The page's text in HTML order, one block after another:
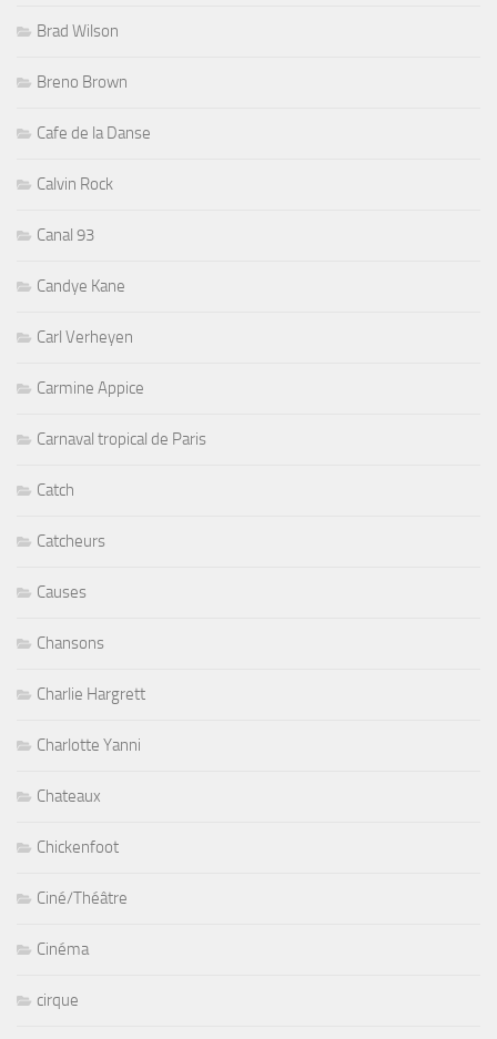
Brad Wilson
Breno Brown
Cafe de la Danse
Calvin Rock
Canal 93
Candye Kane
Carl Verheyen
Carmine Appice
Carnaval tropical de Paris
Catch
Catcheurs
Causes
Chansons
Charlie Hargrett
Charlotte Yanni
Chateaux
Chickenfoot
Ciné/Théâtre
Cinéma
cirque